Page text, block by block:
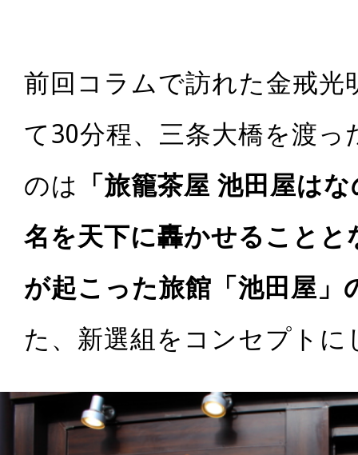
前回コラムで訪れた金戒光
て30分程、三条大橋を渡
のは 「旅籠茶屋 池田屋は
名を天下に轟かせることと
が起こった旅館「池田屋」
た、新選組をコンセプト